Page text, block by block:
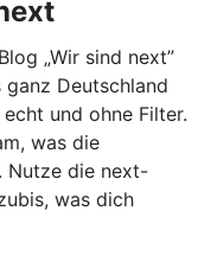
„Wir sind next”
Deutschland
und ohne Filter.
was die
Nutze die next-
was dich